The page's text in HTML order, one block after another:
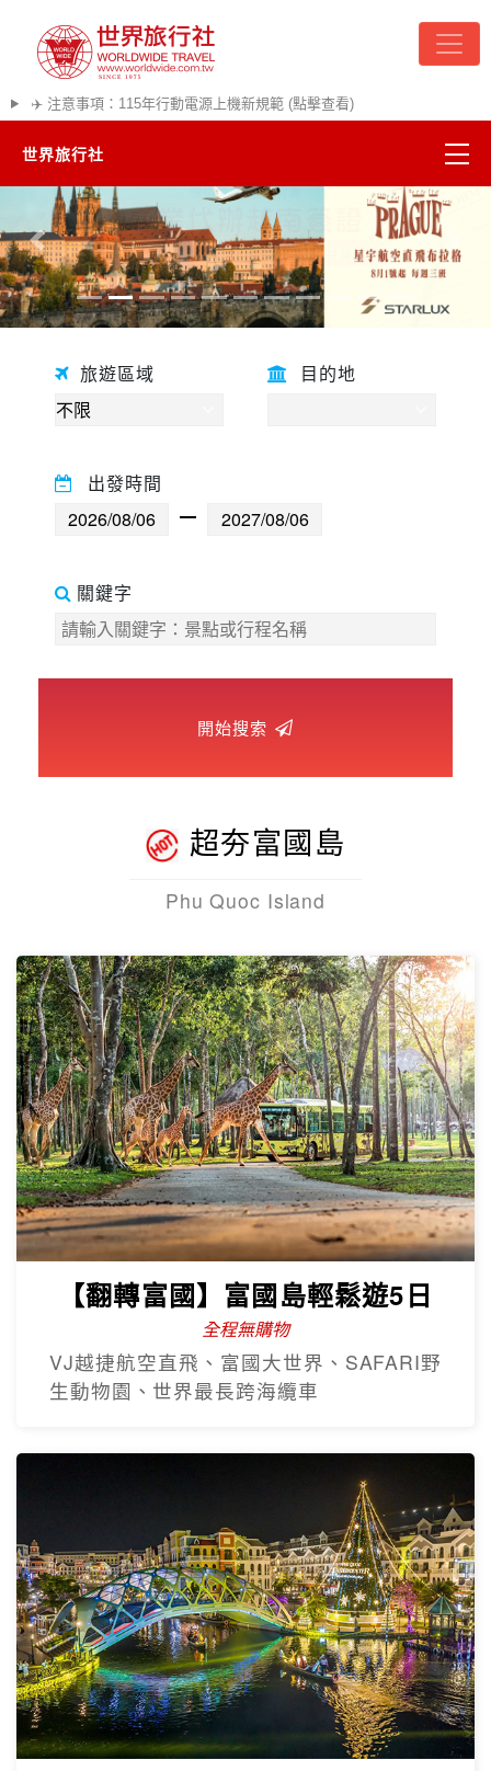
✈️ 注意事項：115年行動電源上機新規範 (點擊查看)
世界旅行社
精彩越南
熱門韓國
超夯日本
世界臻旅
歐洲之旅
往前 往後
旅遊區域 目的地
出發時間
關鍵字
開始搜索
超夯富國島
Phu Quoc Island
【翻轉富國】富國島輕鬆遊5日
全程無購物
VJ越捷航空直飛、富國大世界、SAFARI野
生動物園、世界最長跨海纜車